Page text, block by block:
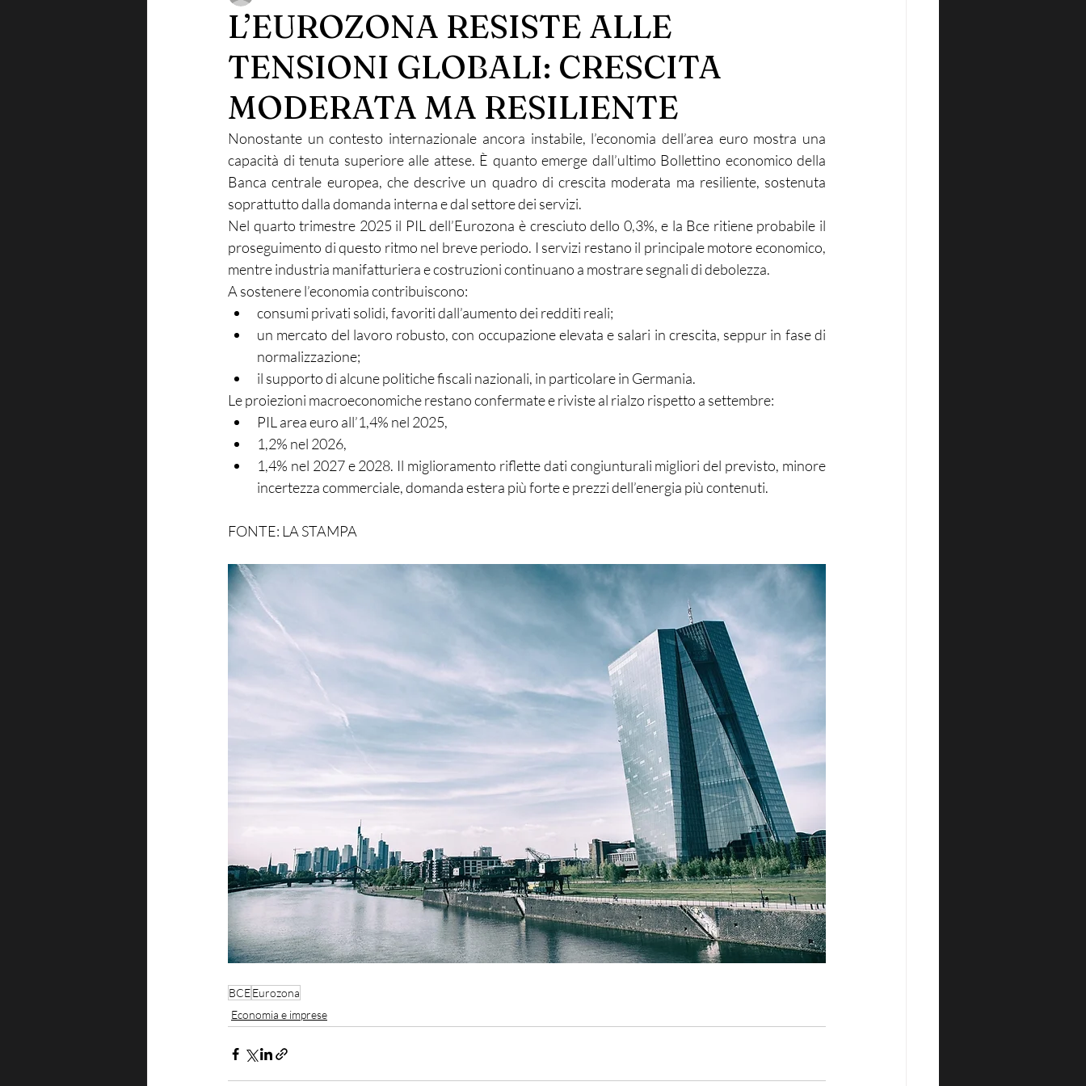
L’EUROZONA RESISTE ALLE
TENSIONI GLOBALI: CRESCITA
MODERATA MA RESILIENTE
Nonostante un contesto internazionale ancora instabile, l’economia dell’area euro mostra una
capacità di tenuta superiore alle attese. È quanto emerge dall’ultimo Bollettino economico della
Banca centrale europea, che descrive un quadro di crescita moderata ma resiliente, sostenuta
soprattutto dalla domanda interna e dal settore dei servizi.
Nel quarto trimestre 2025 il PIL dell’Eurozona è cresciuto dello 0,3%, e la Bce ritiene probabile il
proseguimento di questo ritmo nel breve periodo. I servizi restano il principale motore economico,
mentre industria manifatturiera e costruzioni continuano a mostrare segnali di debolezza.
A sostenere l’economia contribuiscono:
consumi privati solidi, favoriti dall’aumento dei redditi reali;
un mercato del lavoro robusto, con occupazione elevata e salari in crescita, seppur in fase di
normalizzazione;
il supporto di alcune politiche fiscali nazionali, in particolare in Germania.
Le proiezioni macroeconomiche restano confermate e riviste al rialzo rispetto a settembre:
PIL area euro all’1,4% nel 2025,
1,2% nel 2026,
1,4% nel 2027 e 2028. Il miglioramento riflette dati congiunturali migliori del previsto, minore
incertezza commerciale, domanda estera più forte e prezzi dell’energia più contenuti.
FONTE: LA STAMPA
BCEEurozona
Economia e imprese